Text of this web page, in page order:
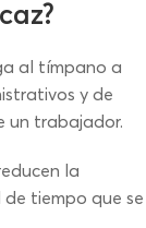
al tímpano a
y de
un trabajador.
la
tiempo que se